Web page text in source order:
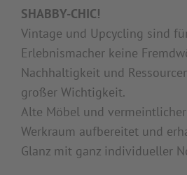
SHABBY-CHIC!
Vintage und Upcycling sind
Erlebnismacher keine
Nachhaltigkeit und
großer Wichtigkeit.
Alte Möbel und
Werkraum aufbereitet und
Glanz mit ganz individueller